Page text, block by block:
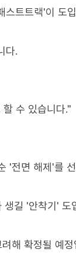
스트트랙'이 도
다.
수 있습니다."
'전면 해제'를
길 '안착기' 도
해 확정될 예정